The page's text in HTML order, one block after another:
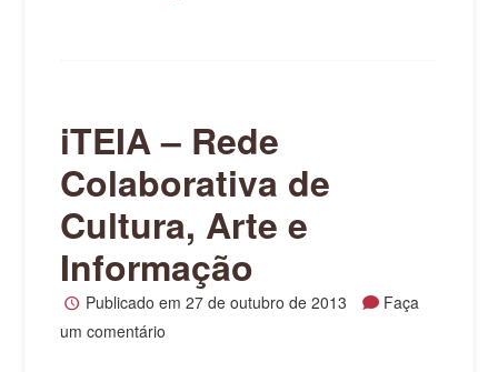
iTEIA – Rede
Colaborativa de
Cultura, Arte e
Informação
Publicado em 27 de outubro de 2013
Faça
um comentário